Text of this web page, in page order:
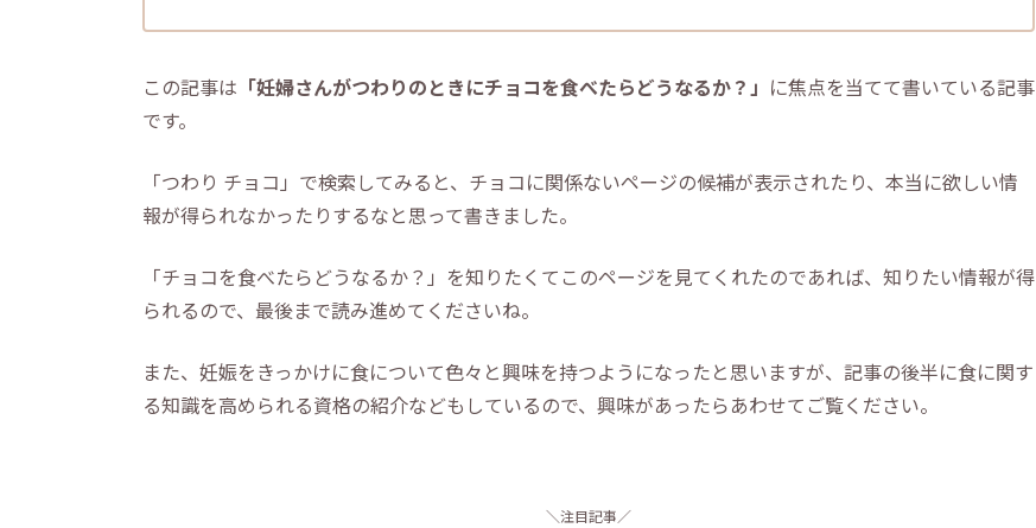
この記事は 「妊婦さんがつわりのときにチョコを食べたらどうなるか？」 に焦点を当てて書いている記事
です。
「つわり チョコ」で検索してみると、チョコに関係ないページの候補が表示されたり、本当に欲しい情
報が得られなかったりするなと思って書きました。
「チョコを食べたらどうなるか？」を知りたくてこのページを見てくれたのであれば、知りたい情報が得
られるので、最後まで読み進めてくださいね。
また、妊娠をきっかけに食について色々と興味を持つようになったと思いますが、記事の後半に食に関す
る知識を高められる資格の紹介などもしているので、興味があったらあわせてご覧ください。
＼注目記事／